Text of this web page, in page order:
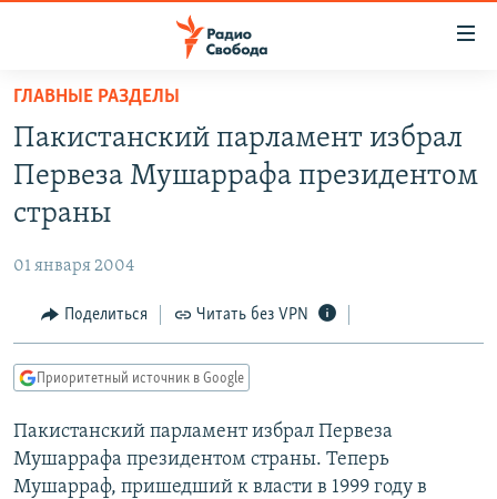
упрощенного
доступа
Вернуться
основному
Вернутся
Вернутся
поиску
АВТОРСКИЕ ПРОЕКТЫ
МНЕНИЯ
КУЛЬТУРА
КАВКАЗ.РЕАЛИИ
СЕВЕР.РЕАЛИИ
СИБИРЬ.РЕАЛИИ
ГЛАВНЫЕ РАЗДЕЛЫ
Пакистанский парламент избрал
Первеза Мушаррафа президентом
страны
01 января 2004
Поделиться Читать без VPN
Приоритетный источник в Google
Пакистанский парламент избрал Первеза
Мушаррафа президентом страны. Теперь
Мушарраф, пришедший к власти в 1999 году в